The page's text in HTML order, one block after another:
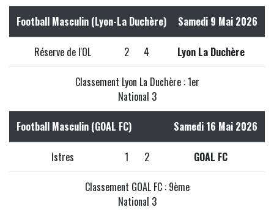
Football Masculin (Lyon-La Duchère) Samedi 9 Mai 2026
Réserve de l'OL 2 4 Lyon La Duchère
Classement Lyon La Duchère : 1er
National 3
Football Masculin (GOAL FC) Samedi 16 Mai 2026
Istres 1 2 GOAL FC
Classement GOAL FC : 9ème
National 3